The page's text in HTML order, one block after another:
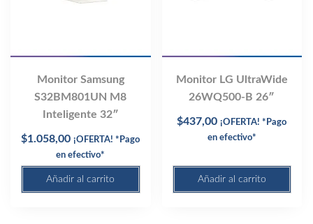
Monitor Samsung
S32BM801UN M8
Inteligente 32″
$1.058,00 ¡OFERTA! *Pago
en efectivo*
Añadir al carrito
Monitor LG UltraWide
26WQ500-B 26″
$437,00 ¡OFERTA! *Pago
en efectivo*
Añadir al carrito